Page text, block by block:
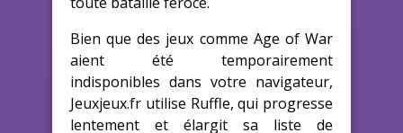
Bien que des jeux comme Age of War
aient été temporairement
indisponibles dans votre navigateur,
Jeuxjeux.fr utilise Ruffle, qui progresse
lentement et élargit sa liste de